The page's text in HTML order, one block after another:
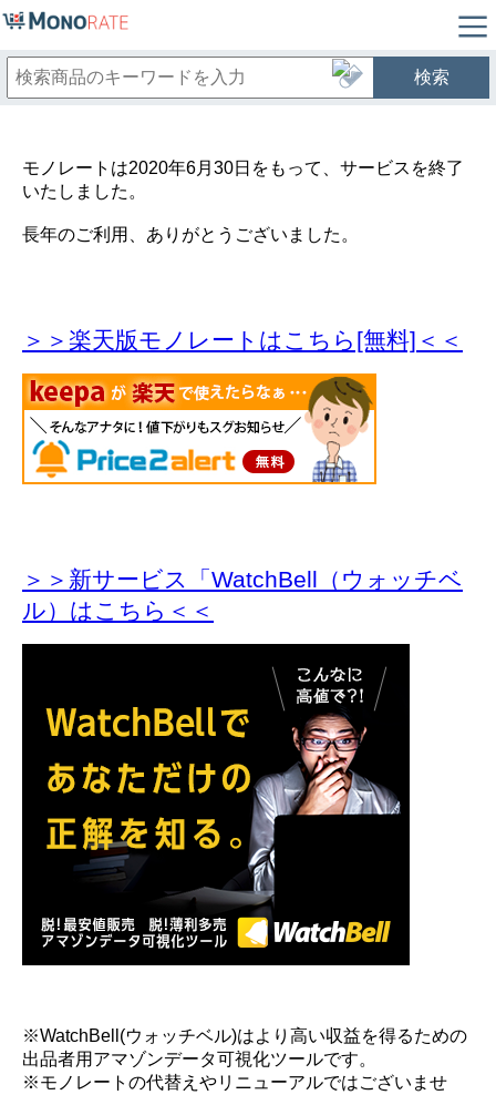
検索
モノレートは2020年6月30日をもって、サービスを終了
いたしました。
長年のご利用、ありがとうございました。
＞＞楽天版モノレートはこちら[無料]＜＜
＞＞新サービス「WatchBell（ウォッチベ
ル）はこちら＜＜
※WatchBell(ウォッチベル)はより高い収益を得るための
出品者用アマゾンデータ可視化ツールです。
※モノレートの代替えやリニューアルではございませ